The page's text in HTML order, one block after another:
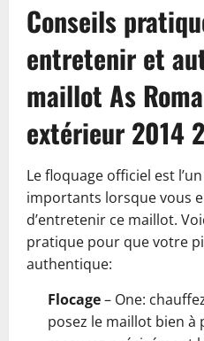
Conseils
entretenir et
maillot As
extérieur 2014
Le floquage officiel est
importants lorsque vous
d’entretenir ce maillot.
pratique pour que votre
authentique:
Flocage– One:
posez le maillot bien à